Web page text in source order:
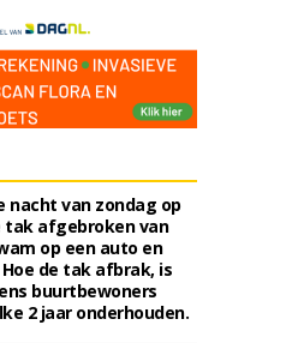
nacht van zondag op
afgebroken van
op een auto en
de tak afbrak, is
buurtbewoners
2 jaar onderhouden.